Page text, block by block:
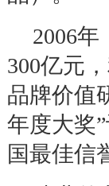
2006年
300亿元
品牌价值
年度大奖”
国最佳信